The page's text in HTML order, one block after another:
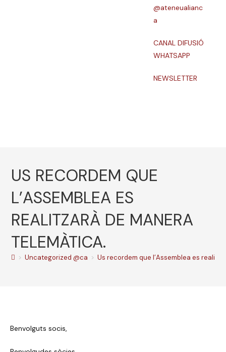
@ateneualianc
a
CANAL DIFUSIÓ
WHATSAPP
NEWSLETTER
US RECORDEM QUE
L’ASSEMBLEA ES
REALITZARÀ DE MANERA
TELEMÀTICA.
> Uncategorized @ca > Us recordem que l’Assemblea es
Benvolguts socis,